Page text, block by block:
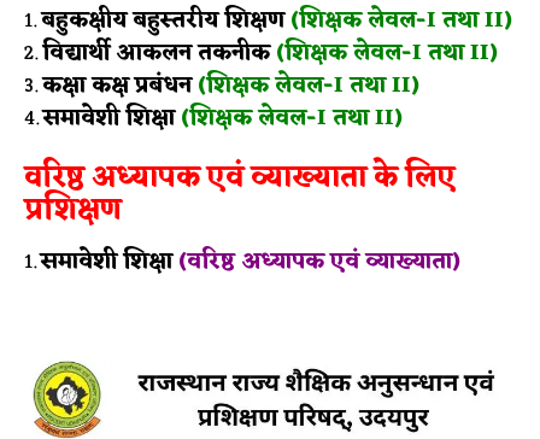
बहुकक्षीय बहुस्तरीय शिक्षण(शिक्षक लेवल-I तथा II)
विद्यार्थी आकलन तकनीक(शिक्षक लेवल-I तथा II)
कक्षा कक्ष प्रबंधन(शिक्षक लेवल-I तथा II)
समावेशी शिक्षा(शिक्षक लेवल-I तथा II)
वरिष्ठ अध्यापक एवं व्याख्याता के लिए
प्रशिक्षण
समावेशी शिक्षा(वरिष्ठ अध्यापक एवं व्याख्याता)